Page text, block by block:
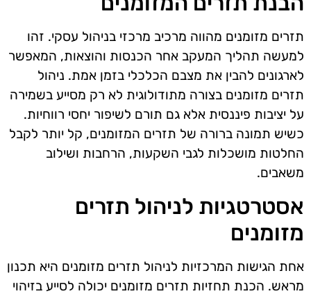
תזרים מזומנים מהווה מרכיב מרכזי בניהול עסקי. זהו
למעשה תהליך המעקב אחר הכנסות והוצאות, המאפשר
לארגונים להבין את מצבם הכלכלי בזמן אמת. ניהול
תזרים מזומנים בצורה מתודולוגית לא רק מסייע בשמירה
על יציבות פיננסית אלא גם תורם לשיפור יחסי רווחיות.
כשיש תמונה ברורה של תזרים המזומנים, קל יותר לקבל
החלטות מושכלות לגבי השקעות, הרחבות ושילוב
משאבים.
אסטרטגיות לניהול תזרים
מזומנים
אחת הגישות המרכזיות לניהול תזרים מזומנים היא תכנון
מראש. הכנת תחזיות תזרים מזומנים יכולה לסייע בזיהוי